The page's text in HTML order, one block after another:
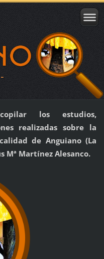
los estudios,
realizadas sobre la
de Anguiano (La
Mª Martínez Alesanco.